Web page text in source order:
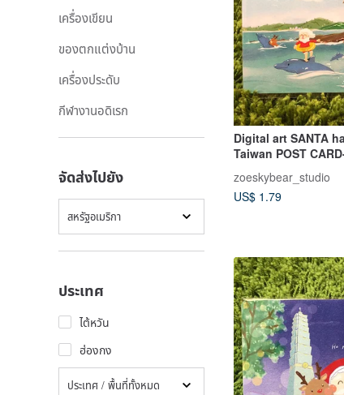
เครื่องเขียน
ของตกแต่งบ้าน
เครื่องประดับ
กีฬางานอดิเรก
จัดส่งไปยัง
สหรัฐอเมริกา
ประเทศ
ไต้หวัน
ฮ่องกง
ประเทศ / พื้นที่ทั้งหมด
Digital art SANTA
Taiwan POST
zoeskybear_studio
US$ 1.79